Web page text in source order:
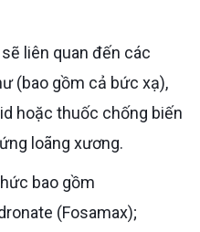
(bao gồm cả bức xạ),
hoặc thuốc chống biến
loãng xương.
(Fosamax);